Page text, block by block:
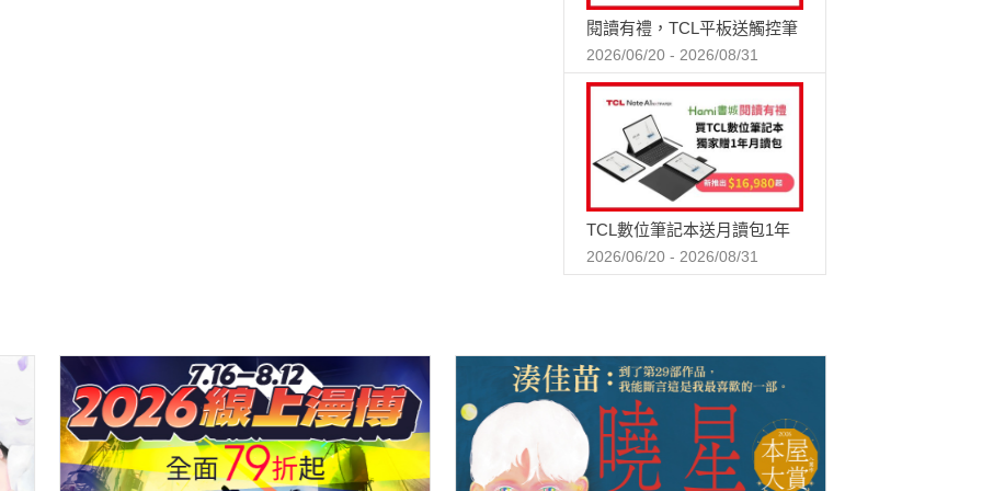
閱讀有禮，TCL平板送觸控筆
2026/06/20 - 2026/08/31
TCL數位筆記本送月讀包1年
2026/06/20 - 2026/08/31